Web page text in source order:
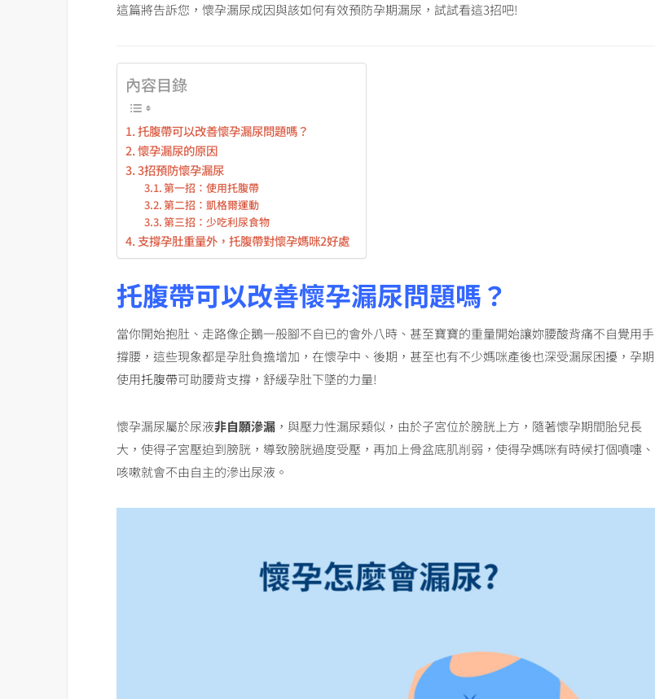
這篇將告訴您，懷孕漏尿成因與該如何有效預防孕期漏尿，試試看這3招吧!
內容目錄
托腹帶可以改善懷孕漏尿問題嗎？
懷孕漏尿的原因
3招預防懷孕漏尿
第一招：使用托腹帶
第二招：凱格爾運動
第三招：少吃利尿食物
支撐孕肚重量外，托腹帶對懷孕媽咪2好處
托腹帶可以改善懷孕漏尿問題嗎？
當你開始抱肚、走路像企鵝一般腳不自已的會外八時、甚至寶寶的重量開始讓妳腰酸背痛不自覺用手
撐腰，這些現象都是孕肚負擔增加，在懷孕中、後期，甚至也有不少媽咪產後也深受漏尿困擾，孕期
使用托腹帶可助腰背支撐，舒緩孕肚下墜的力量!
懷孕漏尿屬於尿液非自願滲漏 ，與壓力性漏尿類似，由於子宮位於膀胱上方，隨著懷孕期間胎兒長
大，使得子宮壓迫到膀胱，導致膀胱過度受壓，再加上骨盆底肌削弱，使得孕媽咪有時候打個噴嚏、
咳嗽就會不由自主的滲出尿液。